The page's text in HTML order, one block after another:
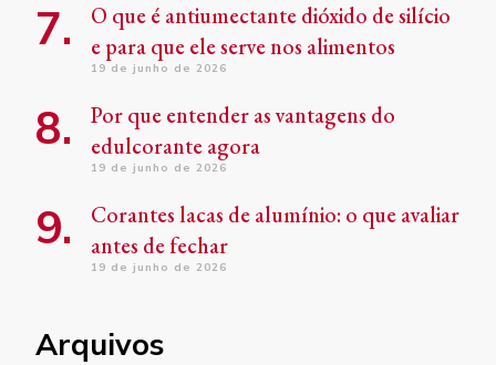
O que é antiumectante dióxido de silício
e para que ele serve nos alimentos
19 de junho de 2026
Por que entender as vantagens do
edulcorante agora
19 de junho de 2026
Corantes lacas de alumínio: o que avaliar
antes de fechar
19 de junho de 2026
Arquivos